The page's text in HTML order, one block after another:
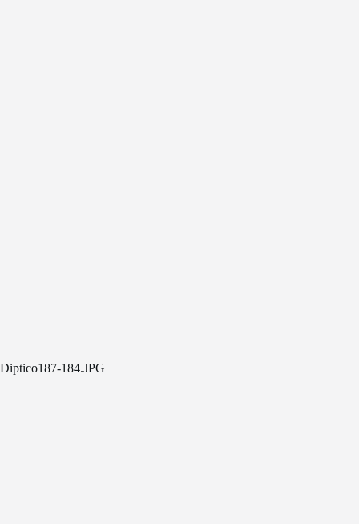
Diptico187-184.JPG